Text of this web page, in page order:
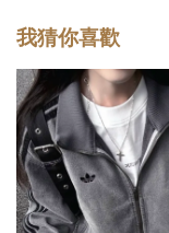
我猜你喜歡